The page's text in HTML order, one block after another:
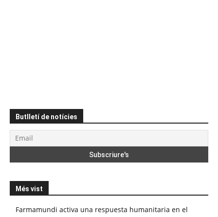
Butlletí de notícies
Més vist
Farmamundi activa una respuesta humanitaria en el